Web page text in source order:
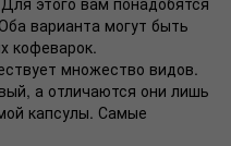
варианта могут быть
кофеварок.
множество видов.
а отличаются они лишь
капсулы. Самые